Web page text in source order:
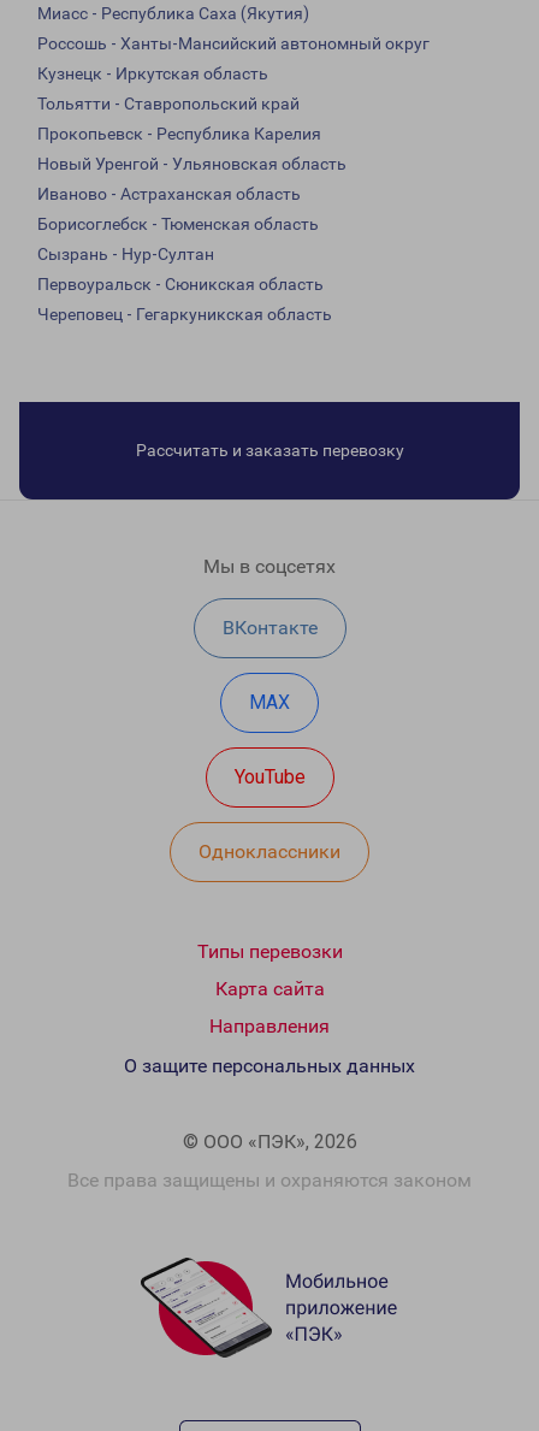
Миасс - Республика Саха (Якутия)
Россошь - Ханты-Мансийский автономный округ
Кузнецк - Иркутская область
Тольятти - Ставропольский край
Прокопьевск - Республика Карелия
Новый Уренгой - Ульяновская область
Иваново - Астраханская область
Борисоглебск - Тюменская область
Сызрань - Нур-Султан
Первоуральск - Сюникская область
Череповец - Гегаркуникская область
Рассчитать и заказать перевозку
Мы в соцсетях
ВКонтакте
MAX
YouTube
Одноклассники
Типы перевозки
Карта сайта
Направления
© ООО «ПЭК», 2026
Все права защищены и охраняются законом
О защите персональных данных